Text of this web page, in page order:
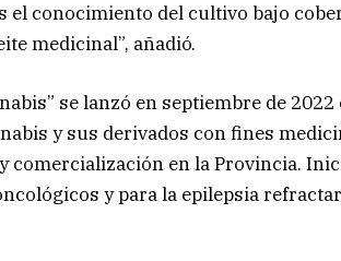
el conocimiento del cultivo bajo
medicinal”, añadió.
se lanzó en septiembre de
y sus derivados con fines
en la Provincia.
y para la epilepsia